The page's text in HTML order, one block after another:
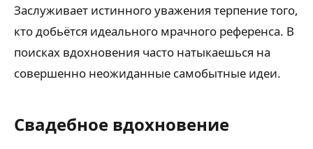
Заслуживает истинного уважения терпение того,
кто добьётся идеального мрачного референса. В
поисках вдохновения часто натыкаешься на
совершенно неожиданные самобытные идеи.
Свадебное вдохновение